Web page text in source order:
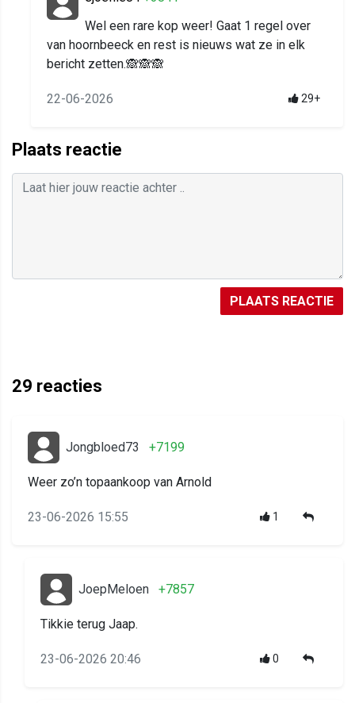
Wel een rare kop weer! Gaat 1 regel over
van hoornbeeck en rest is nieuws wat ze in elk
bericht zetten.🙈🙈🙈
22-06-2026 29+
Plaats reactie
PLAATS REACTIE
29 reacties
Jongbloed73 +7199
Weer zo’n topaankoop van Arnold
23-06-2026 15:55 1
JoepMeloen +7857
Tikkie terug Jaap.
23-06-2026 20:46 0